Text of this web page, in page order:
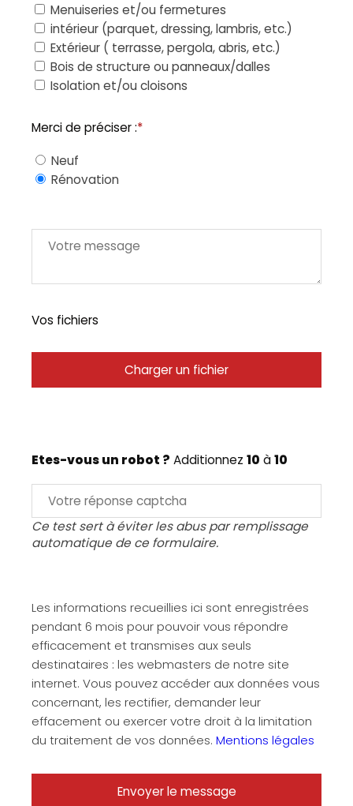
Menuiseries et/ou fermetures
intérieur (parquet, dressing, lambris, etc.)
Extérieur ( terrasse, pergola, abris, etc.)
Bois de structure ou panneaux/dalles
Isolation et/ou cloisons
Merci de préciser :*
Neuf
Rénovation
Vos fichiers
Charger un fichier
Etes-vous un robot ? Additionnez 10 à10
Ce test sert à éviter les abus par remplissage
automatique de ce formulaire.
Les informations recueillies ici sont enregistrées
pendant 6 mois pour pouvoir vous répondre
efficacement et transmises aux seuls
destinataires : les webmasters de notre site
internet. Vous pouvez accéder aux données vous
concernant, les rectifier, demander leur
effacement ou exercer votre droit à la limitation
du traitement de vos données. Mentions légales